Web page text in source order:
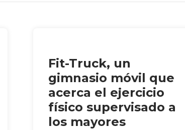
Fit-Truck, un
gimnasio móvil que
acerca el ejercicio
físico supervisado a
los mayores